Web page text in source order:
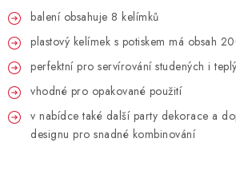
OSLAVA PODLE BAREV
PARTY FOTOKOUTEK
ROZLUČKA SE SVOBODOU
balení obsahuje 8 kelímků
plastový kelímek s potiskem má obsah
perfektní pro servírování studených i
vhodné pro opakované použití
v nabídce také další party dekorace a
designu pro snadné kombinování